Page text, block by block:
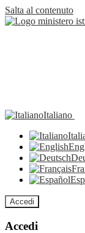
Salta al contenuto
Italiano
Accedi
Accedi